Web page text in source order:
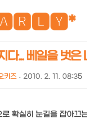
다... 베일을 벗
키즈 2010. 2. 11. 08:35
확실히 눈길을 잡아끄